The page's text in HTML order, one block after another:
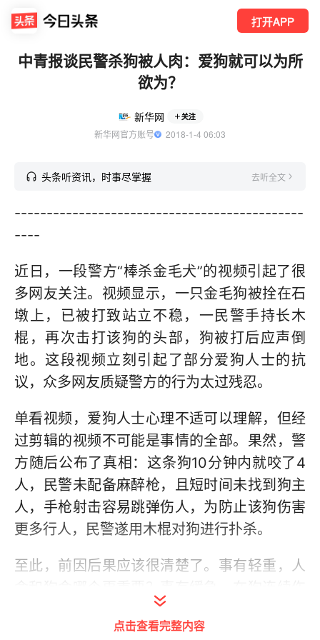
打开APP
中青报谈民警杀狗被人肉：爱狗就可以为所
欲为？
新华网 关注
新华网官方账号
  2018-1-4 06:03
头条听资讯，时事尽掌握 去听全文
---------------------------------------------
----
近日，一段警方“棒杀金毛犬”的视频引起了很
多网友关注。视频显示，一只金毛狗被拴在石
墩上，已被打致站立不稳，一民警手持长木
棍，再次击打该狗的头部，狗被打后应声倒
地。这段视频立刻引起了部分爱狗人士的抗
议，众多网友质疑警方的行为太过残忍。
单看视频，爱狗人士心理不适可以理解，但经
过剪辑的视频不可能是事情的全部。果然，警
方随后公布了真相：这条狗10分钟内就咬了4
人，民警未配备麻醉枪，且短时间未找到狗主
人，手枪射击容易跳弹伤人，为防止该狗伤害
更多行人，民警遂用木棍对狗进行扑杀。
至此，前因后果应该很清楚了。事有轻重，人
人的情况下果断扑杀有什么错？即使如此，爱
狗人士的愤怒仍没有平息，多人前往现场祭奠
点击查看完整内容